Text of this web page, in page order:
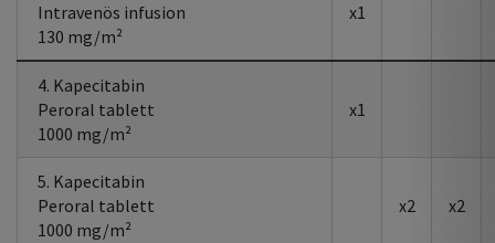
Intravenös infusion
130 mg/m²
x1
4. Kapecitabin
Peroral tablett
1000 mg/m²
x1
5. Kapecitabin
Peroral tablett
1000 mg/m²
x2 x2